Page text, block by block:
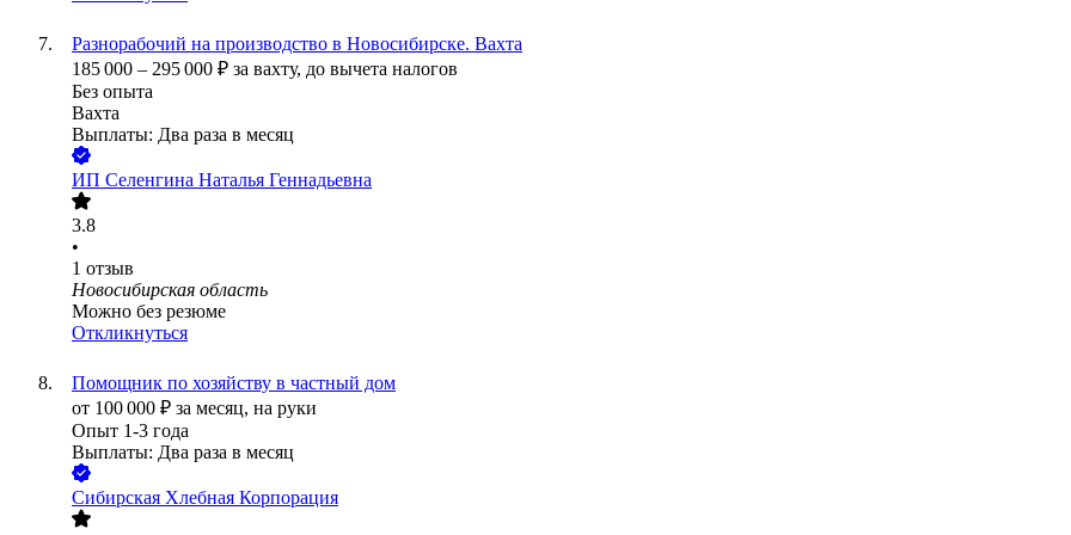
Разнорабочий на производство в Новосибирске. Вахта
185 000 – 295 000 ₽ за вахту, до вычета налогов
Без опыта
Вахта
Выплаты: Два раза в месяц
ИП Селенгина Наталья Геннадьевна
3.8
•
1 отзыв
Новосибирская область
Можно без резюме
Откликнуться
Помощник по хозяйству в частный дом
от 100 000 ₽ за месяц, на руки
Опыт 1-3 года
Выплаты: Два раза в месяц
Сибирская Хлебная Корпорация